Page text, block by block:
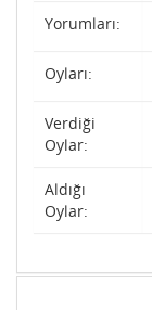
Yorumları:
Oyları:
Verdiği
Oylar:
Aldığı
Oylar: